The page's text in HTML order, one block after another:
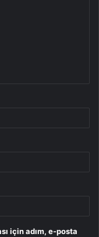
için adım, e-posta